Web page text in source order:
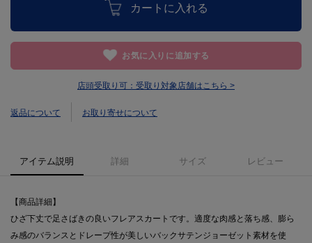
カートに入れる
お気に入りに追加する
店頭受取り可： 受取り対象店舗はこちら >
返品について お取り寄せについて
アイテム説明 詳細 サイズ レビュー
【商品詳細】
ひざ下丈で足さばきの良いフレアスカートです。適度な肉感と落ち感、膨ら
み感のバランスとドレープ性が美しいバックサテンジョーゼット素材を使